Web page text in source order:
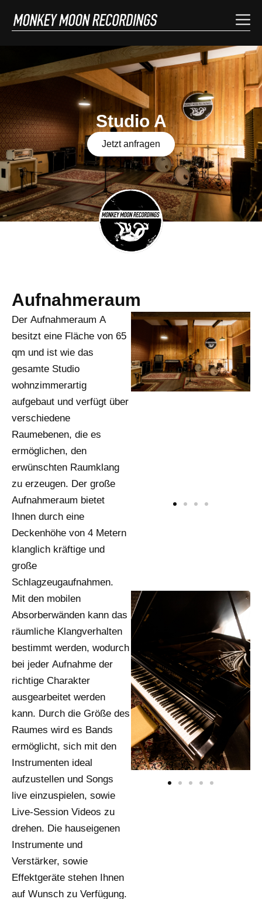
Studio A
Jetzt anfragen
Aufnahmeraum
Der Aufnahmeraum A
besitzt eine Fläche von 65
qm und ist wie das
gesamte Studio
wohnzimmerartig
aufgebaut und verfügt über
verschiedene
Raumebenen, die es
ermöglichen, den
erwünschten Raumklang
zu erzeugen. Der große
Aufnahmeraum bietet
Ihnen durch eine
Deckenhöhe von 4 Metern
klanglich kräftige und
große
Schlagzeugaufnahmen.
Mit den mobilen
Absorberwänden kann das
räumliche Klangverhalten
bestimmt werden, wodurch
bei jeder Aufnahme der
richtige Charakter
ausgearbeitet werden
kann. Durch die Größe des
Raumes wird es Bands
ermöglicht, sich mit den
Instrumenten ideal
aufzustellen und Songs
live einzuspielen, sowie
Live-Session Videos zu
drehen. Die hauseigenen
Instrumente und
Verstärker, sowie
Effektgeräte stehen Ihnen
auf Wunsch zu Verfügung.